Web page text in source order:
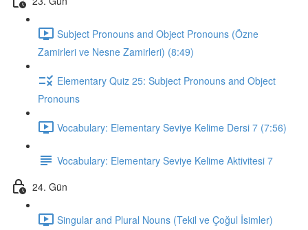
Subject Pronouns and Object Pronouns (Özne
Zamirleri ve Nesne Zamirleri) (8:49)
Elementary Quiz 25: Subject Pronouns and Object
Pronouns
Vocabulary: Elementary Seviye Kelime Dersi 7 (7:56)
Vocabulary: Elementary Seviye Kelime Aktivitesi 7
24. Gün
Singular and Plural Nouns (Tekil ve Çoğul İsimler)